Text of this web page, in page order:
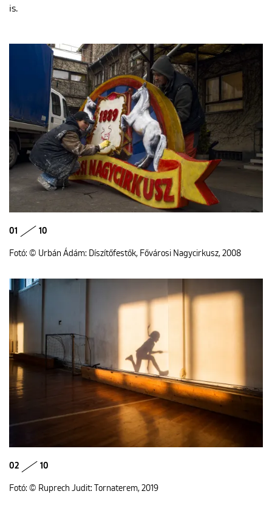
is.
01 10
Fotó: © Urbán Ádám: Díszítőfestők, Fővárosi Nagycirkusz, 2008
02 10
Fotó: © Ruprech Judit: Tornaterem, 2019